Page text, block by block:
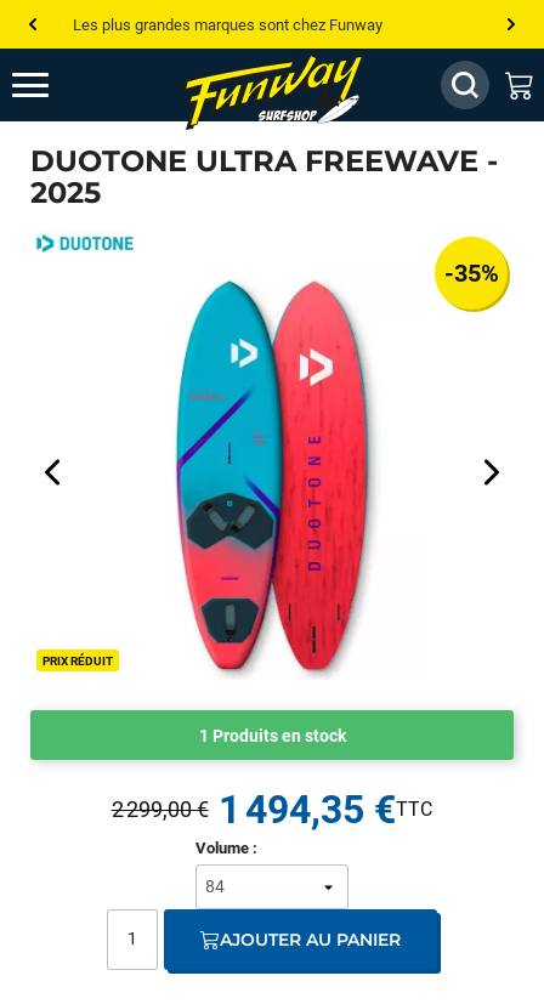
Les plus grandes marques sont chez Funway
Jusqu’à -75% de remise sur le windsurf, wingfoil, etc...
💰 Meilleur prix garanti — Moins cher ailleurs ? On s’aligne !
Besoin de conseils de pro ? Appelle nous !
DUOTONE ULTRA FREEWAVE -
2025
PRIX RÉDUIT
-35%
1 Produits en stock
Volume :
2 299,00 € 1 494,35 €
AJOUTER AU PANIER